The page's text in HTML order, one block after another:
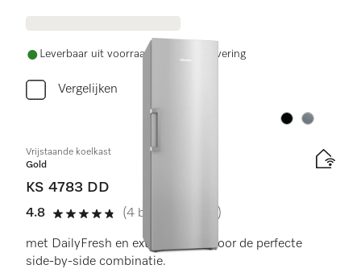
Leverbaar uit voorraad met gratis levering
Vergelijken
Kleur:Kleur:
Vrijstaande koelkast
Gold
KS 4783 DD
4.8
4.8 sterren op 5
(4 beoordelingen)
met DailyFresh en extra comfort voor de perfecte
side-by-side combinatie.